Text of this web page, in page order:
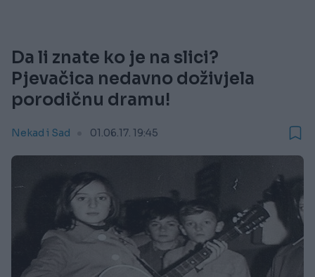
Da li znate ko je na slici?
Pjevačica nedavno doživjela
porodičnu dramu!
Nekad i Sad 01.06.17. 19:45